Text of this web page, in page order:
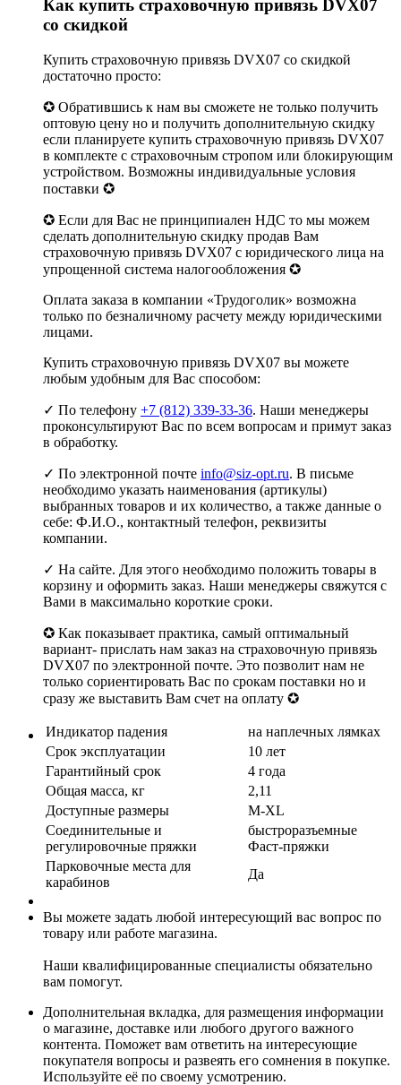
Как купить страховочную привязь DVX07
со скидкой
Купить страховочную привязь DVX07 со скидкой
достаточно просто:
✪ Обратившись к нам вы сможете не только получить
оптовую цену но и получить дополнительную скидку
если планируете купить страховочную привязь DVX07
в комплекте с страховочным стропом или блокирующим
устройством. Возможны индивидуальные условия
поставки ✪
✪ Если для Вас не принципиален НДС то мы можем
сделать дополнительную скидку продав Вам
страховочную привязь DVX07 с юридического лица на
упрощенной система налогообложения ✪
Оплата заказа в компании «Трудоголик» возможна
только по безналичному расчету между юридическими
лицами.
Купить страховочную привязь DVX07 вы можете
любым удобным для Вас способом:
✓ По телефону +7 (812) 339-33-36. Наши менеджеры
проконсультируют Вас по всем вопросам и примут заказ
в обработку.
✓ По электронной почте info@siz-opt.ru. В письме
необходимо указать наименования (артикулы)
выбранных товаров и их количество, а также данные о
себе: Ф.И.О., контактный телефон, реквизиты
компании.
✓ На сайте. Для этого необходимо положить товары в
корзину и оформить заказ. Наши менеджеры свяжутся с
Вами в максимально короткие сроки.
✪ Как показывает практика, самый оптимальный
вариант- прислать нам заказ на страховочную привязь
DVX07 по электронной почте. Это позволит нам не
только сориентировать Вас по срокам поставки но и
сразу же выставить Вам счет на оплату ✪
Индикатор падения
на наплечных лямках
Срок эксплуатации
10 лет
Гарантийный срок
4 года
Общая масса, кг
2,11
Доступные размеры
M-XL
Соединительные и
регулировочные пряжки
быстроразъемные
Фаст-пряжки
Парковочные места для
карабинов
Да
Вы можете задать любой интересующий вас вопрос по
товару или работе магазина.
Наши квалифицированные специалисты обязательно
вам помогут.
Дополнительная вкладка, для размещения информации
о магазине, доставке или любого другого важного
контента. Поможет вам ответить на интересующие
покупателя вопросы и развеять его сомнения в покупке.
Используйте её по своему усмотрению.